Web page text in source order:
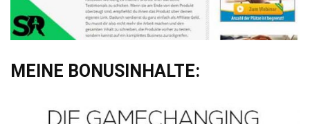
MEINE BONUSINHALTE: